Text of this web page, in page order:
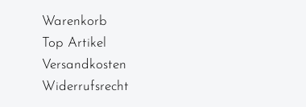
Warenkorb
Top Artikel
Versandkosten
Widerrufsrecht